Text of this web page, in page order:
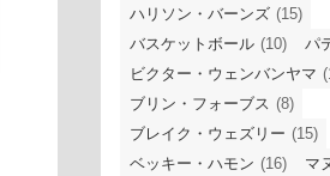
ハリソン・バーンズ (15)
バスケットボール (10) パ
ビクター・ウェンバンヤマ
ブリン・フォーブス (8)
ブレイク・ウェズリー (15)
ベッキー・ハモン (16) マ